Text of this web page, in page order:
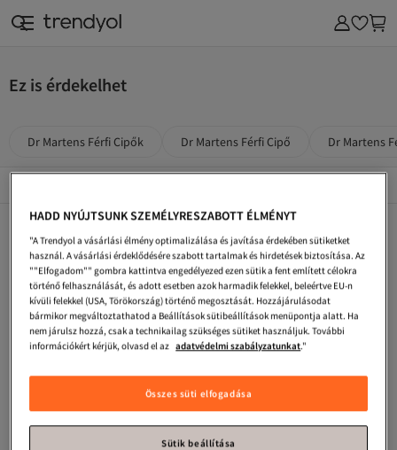
Ez is érdekelhet
Dr Martens Férfi Cipők Dr Martens Férfi Cipő Dr Martens
Dr Martens Női Cipők Dr Martens Barna Cipők
Dr Martens Fekete Szandálok És Papucsok
Dr Martens Piros Bakancsok
Dr Martens Burgundi Bakancsok
Dr Martens Narancs Bakancsok
Dr Martens Barna Bakancsok
Dr Martens Szandálok És Papucsok
Dr Martens Szürke Szandálok És Papucsok
Dr Martens Burgundi Cipők
Dr Martens Barna Szandálok És Papucsok
Dr Martens Fekete Cipő
Dr Martens Fekete Szandál
HADD NYÚJTSUNK SZEMÉLYRESZABOTT ÉLMÉNYT
"A Trendyol a vásárlási élmény optimalizálása és javítása érdekében sütiketket
használ. A vásárlási érdeklődésére szabott tartalmak és hirdetések biztosítása. Az
""Elfogadom"" gombra kattintva engedélyezed ezen sütik a fent említett célokra
történő felhasználását, és adott esetben azok harmadik felekkel, beleértve EU-n
kívüli felekkel (USA, Törökország) történő megosztását. Hozzájárulásodat
bármikor megváltoztathatod a Beállítások sütibeállítások menüpontja alatt. Ha
nem járulsz hozzá, csak a technikailag szükséges sütiket használjuk. További
információkért kérjük, olvasd el az adatvédelmi szabályzatunkat."
Összes süti elfogadása
Sütik beállítása